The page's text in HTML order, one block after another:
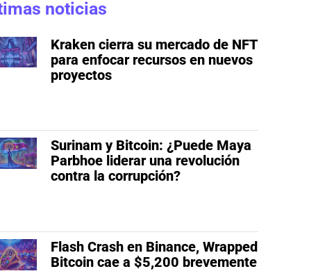
noticias
Kraken cierra su mercado de NFT
para enfocar recursos en nuevos
proyectos
Surinam y Bitcoin: ¿Puede Maya
Parbhoe liderar una revolución
contra la corrupción?
Flash Crash en Binance, Wrapped
Bitcoin cae a $5,200 brevemente